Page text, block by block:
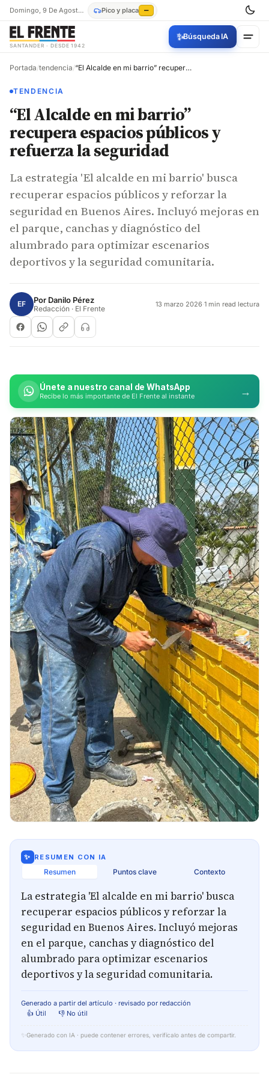
Domingo, 9 De Agosto De 2026 Pico y placa —
SANTANDER · DESDE 1942
✨Búsqueda IA
Portada/tendencia/ “El Alcalde en mi barrio” recupera espacios públicos y refuerza la seguridad
TENDENCIA
“El Alcalde en mi barrio”
recupera espacios públicos y
refuerza la seguridad
La estrategia 'El alcalde en mi barrio' busca
recuperar espacios públicos y reforzar la
seguridad en Buenos Aires. Incluyó mejoras en
el parque, canchas y diagnóstico del
alumbrado para optimizar escenarios
deportivos y la seguridad comunitaria.
EF Por Danilo Pérez
Redacción · El Frente 13 marzo 2026·1 min read lectura
Únete a nuestro canal de WhatsApp
Recibe lo más importante de El Frente al instante →
✨ RESUMEN CON IA
Resumen Puntos clave Contexto
La estrategia 'El alcalde en mi barrio' busca
recuperar espacios públicos y reforzar la
seguridad en Buenos Aires. Incluyó mejoras
en el parque, canchas y diagnóstico del
alumbrado para optimizar escenarios
deportivos y la seguridad comunitaria.
Generado a partir del artículo · revisado por redacción
👍 Útil
👎 No útil
✨ Generado con IA · puede contener errores, verifícalo antes de compartir.